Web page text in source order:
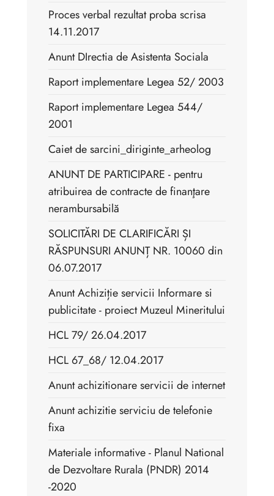
Proces verbal rezultat proba scrisa
14.11.2017
Anunt DIrectia de Asistenta Sociala
Raport implementare Legea 52/ 2003
Raport implementare Legea 544/
2001
Caiet de sarcini_diriginte_arheolog
ANUNT DE PARTICIPARE - pentru
atribuirea de contracte de finanţare
nerambursabilă
SOLICITĂRI DE CLARIFICĂRI ȘI
RĂSPUNSURI ANUNȚ NR. 10060 din
06.07.2017
Anunt Achiziție servicii Informare si
publicitate - proiect Muzeul Mineritului
HCL 79/ 26.04.2017
HCL 67_68/ 12.04.2017
Anunt achizitionare servicii de internet
Anunt achizitie serviciu de telefonie
fixa
Materiale informative - Planul National
de Dezvoltare Rurala (PNDR) 2014
-2020